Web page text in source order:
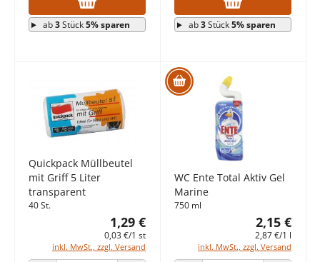
ab3Stück5% sparen ab3Stück5% sparen
Quickpack Müllbeutel
mit Griff 5 Liter
transparent
40 St.
1,29 €
0,03 €/1 st
inkl. MwSt., zzgl. Versand
WC Ente Total Aktiv Gel
Marine
750 ml
2,15 €
2,87 €/1 l
inkl. MwSt., zzgl. Versand